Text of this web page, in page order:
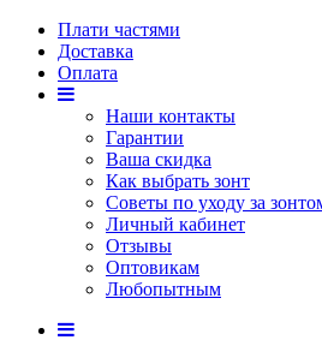
Плати частями
Доставка
Оплата
Наши контакты
Гарантии
Ваша скидка
Как выбрать зонт
Советы по уходу за
Личный кабинет
Отзывы
Оптовикам
Любопытным